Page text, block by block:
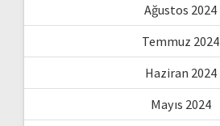
Ağustos 2024
Temmuz 2024
Haziran 2024
Mayıs 2024